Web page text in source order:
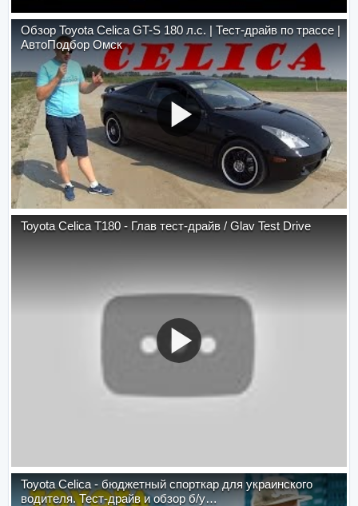
Обзор Toyota Celica GT-S 180 л.с. | Тест-драйв по трассе |
АвтоПодбор Омск
Toyota Celica T180 - Глав тест-драйв / Glav Test Drive
Toyota Celica - бюджетный спорткар для украинского
водителя. Тест-драйв и обзор б/у…